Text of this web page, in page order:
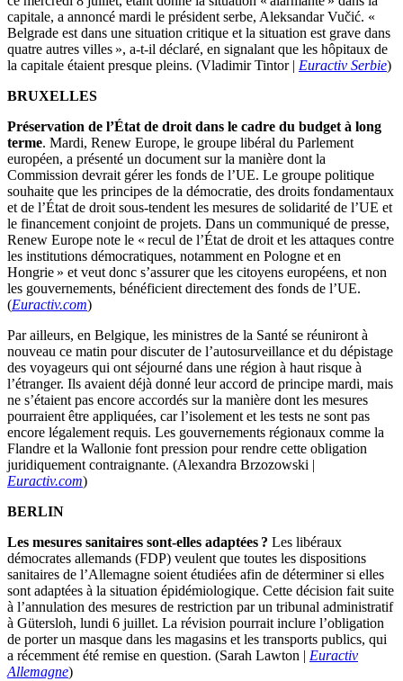
capitale, a annoncé mardi le président serbe, Aleksandar Vučić. «
Belgrade est dans une situation critique et la situation est grave dans
quatre autres villes », a-t-il déclaré, en signalant que les hôpitaux de
la capitale étaient presque pleins. (Vladimir Tintor | Euractiv Serbie)
BRUXELLES
Préservation de l’État de droit dans le cadre du budget à long
terme. Mardi, Renew Europe, le groupe libéral du Parlement
européen, a présenté un document sur la manière dont la
Commission devrait gérer les fonds de l’UE. Le groupe politique
souhaite que les principes de la démocratie, des droits fondamentaux
et de l’État de droit sous-tendent les mesures de solidarité de l’UE et
le financement conjoint de projets. Dans un communiqué de presse,
Renew Europe note le « recul de l’État de droit et les attaques contre
les institutions démocratiques, notamment en Pologne et en
Hongrie » et veut donc s’assurer que les citoyens européens, et non
les gouvernements, bénéficient directement des fonds de l’UE.
(Euractiv.com)
Par ailleurs, en Belgique, les ministres de la Santé se réuniront à
nouveau ce matin pour discuter de l’autosurveillance et du dépistage
des voyageurs qui ont séjourné dans une région à haut risque à
l’étranger. Ils avaient déjà donné leur accord de principe mardi, mais
ne s’étaient pas encore accordés sur la manière dont les mesures
pourraient être appliquées, car l’isolement et les tests ne sont pas
encore légalement requis. Les gouvernements régionaux comme la
Flandre et la Wallonie font pression pour rendre cette obligation
juridiquement contraignante. (Alexandra Brzozowski |
Euractiv.com)
BERLIN
Les mesures sanitaires sont-elles adaptées ? Les libéraux
démocrates allemands (FDP) veulent que toutes les dispositions
sanitaires de l’Allemagne soient étudiées afin de déterminer si elles
sont adaptées à la situation épidémiologique. Cette décision fait suite
à l’annulation des mesures de restriction par un tribunal administratif
à Gütersloh, lundi 6 juillet. La révision pourrait inclure l’obligation
de porter un masque dans les magasins et les transports publics, qui
a récemment été remise en question. (Sarah Lawton | Euractiv
Allemagne)